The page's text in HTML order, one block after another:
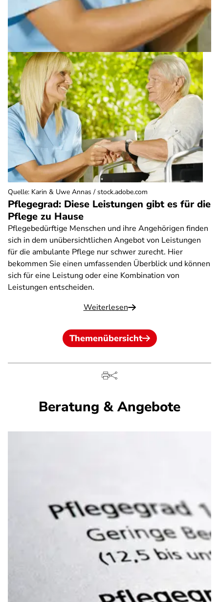
Pflegegrad: Diese Leistungen gibt es für die
Pflege zu Hause
Pflegebedürftige Menschen und ihre Angehörigen finden
sich in dem unübersichtlichen Angebot von Leistungen
für die ambulante Pflege nur schwer zurecht. Hier
bekommen Sie einen umfassenden Überblick und können
sich für eine Leistung oder eine Kombination von
Leistungen entscheiden.
Weiterlesen
Quelle: Karin & Uwe Annas / stock.adobe.com
Themenübersicht
Beratung & Angebote